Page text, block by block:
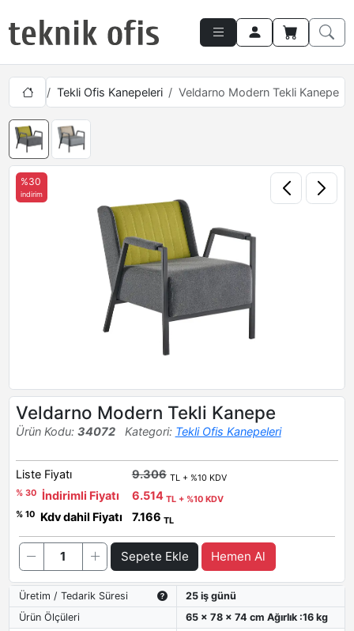
Tekli Ofis Kanepeleri Veldarno Modern Tekli Kanepe
%30
indirim
Veldarno Modern Tekli Kanepe
Ürün Kodu: 34072 Kategori: Tekli Ofis Kanepeleri
Liste Fiyatı 9.306 TL + %10 KDV
% 30
İndirimli Fiyatı 6.514 TL + %10 KDV
% 10
Kdv dahil Fiyatı 7.166 TL
Sepete Ekle Hemen Al
Üretim / Tedarik Süresi
25 iş günü
Ürün Ölçüleri
65 x 78 x 74 cm Ağırlık :16 kg